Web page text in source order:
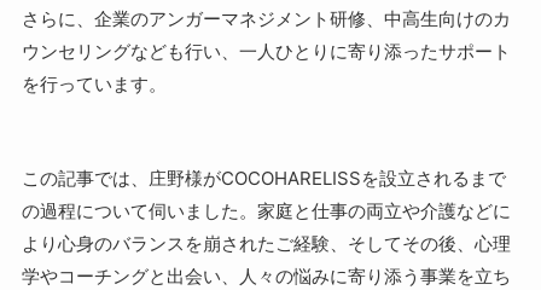
さらに、企業のアンガーマネジメント研修、中高生向けのカ
ウンセリングなども行い、一人ひとりに寄り添ったサポート
を行っています。
この記事では、庄野様がCOCOHARELISSを設立されるまで
の過程について伺いました。家庭と仕事の両立や介護などに
より心身のバランスを崩されたご経験、そしてその後、心理
学やコーチングと出会い、人々の悩みに寄り添う事業を立ち